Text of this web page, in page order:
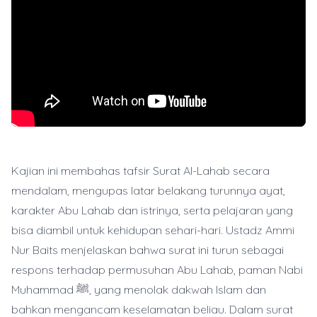
Kajian ini membahas tafsir Surat Al-Lahab secara
mendalam, mengupas latar belakang turunnya ayat,
karakter Abu Lahab dan istrinya, serta pelajaran yang
bisa diambil untuk kehidupan sehari-hari. Ustadz Ammi
Nur Baits menjelaskan bahwa surat ini turun sebagai
respons terhadap permusuhan Abu Lahab, paman Nabi
Muhammad ﷺ, yang menolak dakwah Islam dan
bahkan mengancam keselamatan beliau. Dalam surat